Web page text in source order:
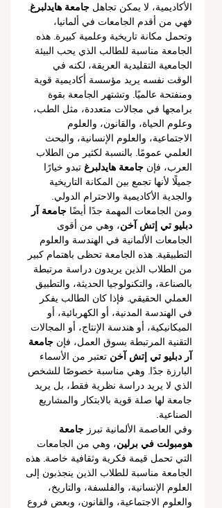
الأكاديمية، لا يمكن تجاهل جامعة هايدلبرغ
فهي من أقدم الجامعات في ألمانيا،
وتحمل مكانة تاريخية وعلمية كبيرة. هذه
الجامعة مناسبة للطالب الذي يحب البيئة
الجامعية التقليدية العريقة، لكنه في
الوقت نفسه يريد مؤسسة أكاديمية قوية
ومنفتحة عالميًا. وتشتهر الجامعة بقوة
برامجها في مجالات متعددة، مثل الطب،
وعلوم الحياة، والقانون، والعلوم
الاجتماعية، والعلوم الإنسانية، والبحث
العلمي عمومًا. بالنسبة لكثير من الطلاب
العرب، فإن جامعة هايدلبرغ تبدو خيارًا
جميلًا لأنها تجمع بين المكانة التاريخية
والجدية الأكاديمية والاحترام الدولي.
ومن الجامعات المهمة جدًا أيضًا جامعة آر
دبليو تي إتش آخن، وهي من أقوى
الجامعات الألمانية في الهندسة والعلوم
التطبيقية. هذه الجامعة تحظى باهتمام كبير
من الطلاب الذين يريدون دراسة مرتبطة
بالصناعة، والتكنولوجيا الحديثة، والتطبيق
العملي الحقيقي. فإذا كان الطالب يفكر
في الهندسة المدنية، أو الكهربائية، أو
الميكانيكية، أو هندسة الإنتاج، أو المجالات
التقنية المرتبطة بسوق العمل، فإن جامعة
آر دبليو تي إتش آخن تعتبر من الأسماء
البارزة جدًا. وهي مناسبة خصوصًا للشخص
الذي لا يريد دراسة نظرية فقط، بل يريد
جامعة لها صلة قوية بالابتكار والمشاريع
الصناعية.
وفي العاصمة الألمانية تبرز جامعة
هومبولت في برلين، وهي من الجامعات
التي تحمل قيمة فكرية وثقافية خاصة. هذه
الجامعة مناسبة للطلاب الذين ينجذبون إلى
العلوم الإنسانية، والفلسفة، والتاريخ،
والعلوم الاجتماعية، والقانون، وبعض فروع